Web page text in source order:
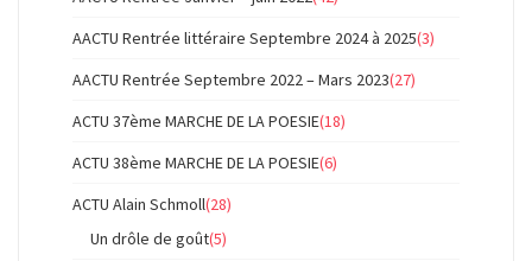
AACTU Rentrée littéraire Septembre 2024 à 2025(3)
AACTU Rentrée Septembre 2022 – Mars 2023(27)
ACTU 37ème MARCHE DE LA POESIE(18)
ACTU 38ème MARCHE DE LA POESIE(6)
ACTU Alain Schmoll(28)
Un drôle de goût(5)